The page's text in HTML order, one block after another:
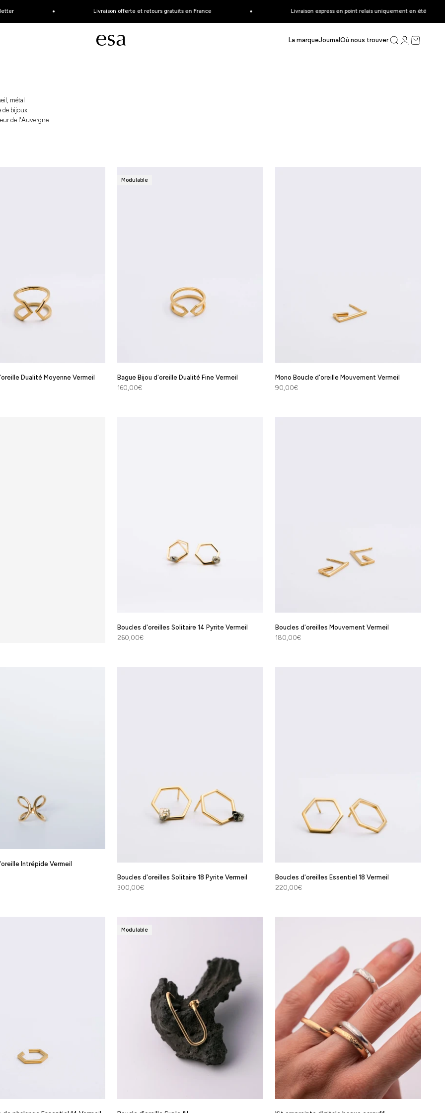
Livraison offerte et retours gratuits en France Livraison express en point relais uniquement en été
Esa Joaillerie - Bijoux éthique et made in France La marqueJournal Où nous trouverRecherche
Connexion
Panier
métal
de bijoux.
de l'Auvergne
Dualité Moyenne Vermeil
Modulable
Bague Bijou d'oreille Dualité Fine Vermeil
Prix de vente
160,00€
Mono Boucle d'oreille Mouvement Vermeil
Prix de vente
90,00€
Boucles d'oreilles Solitaire 14 Pyrite Vermeil
Prix de vente
260,00€
Boucles d'oreilles Mouvement Vermeil
Prix de vente
180,00€
Intrépide Vermeil
Boucles d'oreilles Solitaire 18 Pyrite Vermeil
Prix de vente
300,00€
Boucles d'oreilles Essentiel 18 Vermeil
Prix de vente
220,00€
Modulable